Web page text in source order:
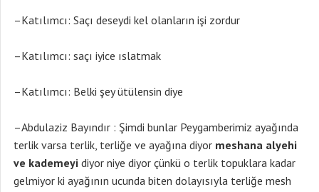
–Katılımcı: Saçı deseydi kel olanların işi zordur
–Katılımcı: saçı iyice ıslatmak
–Katılımcı: Belki şey ütülensin diye
–Abdulaziz Bayındır : Şimdi bunlar Peygamberimiz ayağında
terlik varsa terlik, terliğe ve ayağına diyor meshana alyehi
ve kademeyi diyor niye diyor çünkü o terlik topuklara kadar
gelmiyor ki ayağının ucunda biten dolayısıyla terliğe mesh